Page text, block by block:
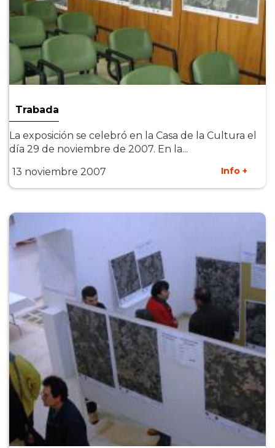
Trabada
La exposición se celebró en la Casa de la Cultura el
día 29 de noviembre de 2007. En la...
13 noviembre 2007
Info +